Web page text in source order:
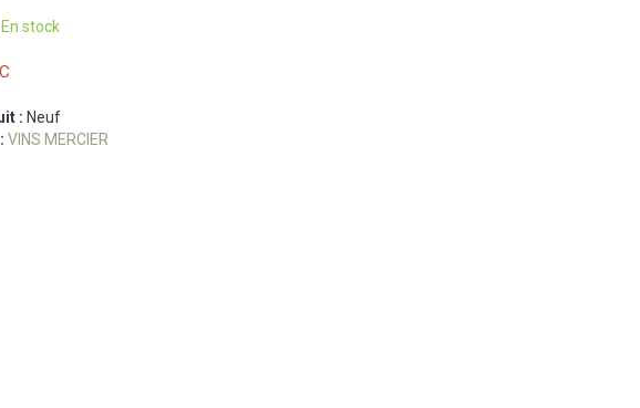
En stock
: Neuf
VINS MERCIER